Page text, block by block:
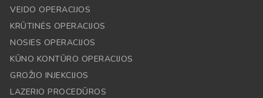
VEIDO OPERACIJOS
KRŪTINĖS OPERACIJOS
NOSIES OPERACIJOS
KŪNO KONTŪRO OPERACIJOS
GROŽIO INJEKCIJOS
LAZERIO PROCEDŪROS